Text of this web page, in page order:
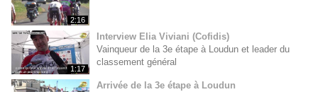
2:16
1:17
Interview Elia Viviani (Cofidis)
Vainqueur de la 3e étape à Loudun et leader du
classement général
Arrivée de la 3e étape à Loudun